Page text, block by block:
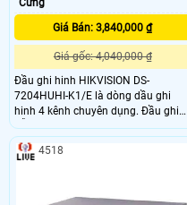
Giá Bán: 3,840,000 ₫
Giá gốc: 4,040,000 ₫
Đầu ghi hinh HIKVISION DS-
7204HUHI-K1/E là dòng dầu ghi
hinh 4 kênh chuyên dụng. Đầu ghi
hỗ trợ camera độ phân giải 5.0
Megapixel. Hỗ trợ 4 kênh camera IP
độ phân giải lên tới 8
4518